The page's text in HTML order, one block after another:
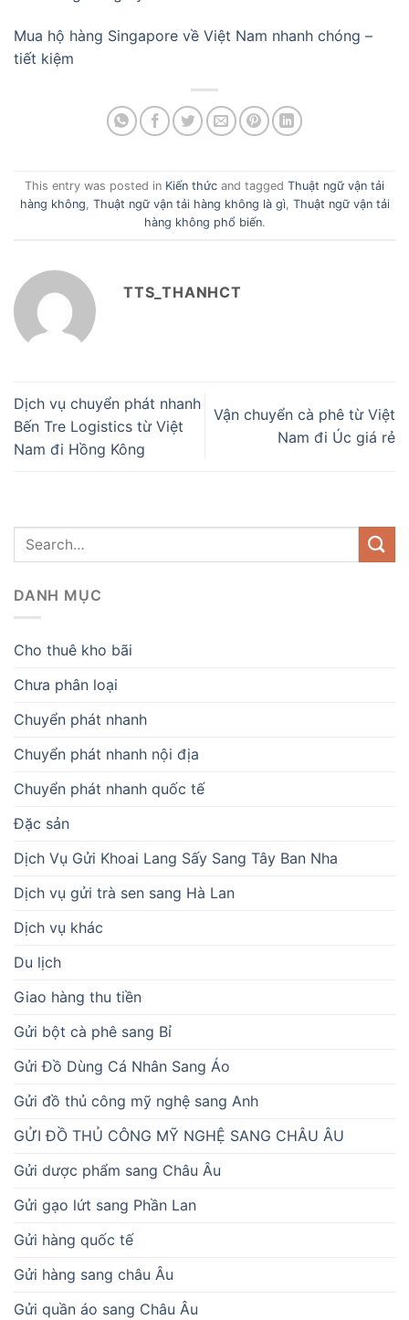
Mua hộ hàng Singapore về Việt Nam nhanh chóng –
tiết kiệm
This entry was posted in Kiến thức and tagged Thuật ngữ vận tải
hàng không Thuật ngữ vận tải hàng không là gì Thuật ngữ vận tải
hàng không phổ biến.
TTS_THANHCT
Dịch vụ chuyển phát nhanh
Bến Tre Logistics từ Việt
Nam đi Hồng Kông
Vận chuyển cà phê từ Việt
Nam đi Úc giá rẻ
DANH MỤC
Cho thuê kho bãi
Chưa phân loại
Chuyển phát nhanh
Chuyển phát nhanh nội địa
Chuyển phát nhanh quốc tế
Đặc sản
Dịch Vụ Gửi Khoai Lang Sấy Sang Tây Ban Nha
Dịch vụ gửi trà sen sang Hà Lan
Dịch vụ khác
Du lịch
Giao hàng thu tiền
Gửi bột cà phê sang Bỉ
Gửi Đồ Dùng Cá Nhân Sang Áo
Gửi đồ thủ công mỹ nghệ sang Anh
GỬI ĐỒ THỦ CÔNG MỸ NGHỆ SANG CHÂU ÂU
Gửi dược phẩm sang Châu Âu
Gửi gạo lứt sang Phần Lan
Gửi hàng quốc tế
Gửi hàng sang châu Âu
Gửi quần áo sang Châu Âu